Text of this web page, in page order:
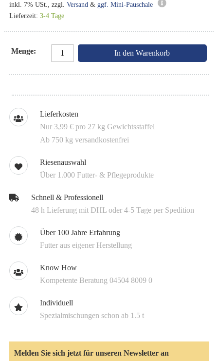
inkl. 7% USt., zzgl.Versand &ggf. Mini-Pauschale
Lieferzeit:3-4 Tage
Menge In den Warenkorb
Lieferkosten
Nur 3,99 € pro 27 kg Gewichtsstaffel
Ab 750 kg versandkostenfrei
Riesenauswahl
Über 1.000 Futter- & Pflegeprodukte
Schnell & Professionell
48 h Lieferung mit DHL oder 4-5 Tage per Spedition
Über 100 Jahre Erfahrung
Futter aus eigener Herstellung
Know How
Kompetente Beratung 04504 8009 0
Individuell
Spezialmischungen schon ab 1.5 t
Melden Sie sich jetzt für unseren Newsletter an